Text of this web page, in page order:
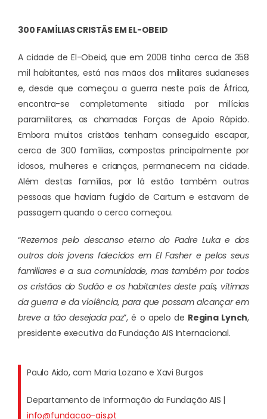
300 FAMÍLIAS CRISTÃS EM EL-OBEID
A cidade de El-Obeid, que em 2008 tinha cerca de 358
mil habitantes, está nas mãos dos militares sudaneses
e, desde que começou a guerra neste país de África,
encontra-se completamente sitiada por milícias
paramilitares, as chamadas Forças de Apoio Rápido.
Embora muitos cristãos tenham conseguido escapar,
cerca de 300 famílias, compostas principalmente por
idosos, mulheres e crianças, permanecem na cidade.
Além destas famílias, por lá estão também outras
pessoas que haviam fugido de Cartum e estavam de
passagem quando o cerco começou.
“Rezemos pelo descanso eterno do Padre Luka e dos
outros dois jovens falecidos em El Fasher e pelos seus
familiares e a sua comunidade, mas também por todos
os cristãos do Sudão e os habitantes deste país, vítimas
da guerra e da violência, para que possam alcançar em
breve a tão desejada paz”, é o apelo de Regina Lynch,
presidente executiva da Fundação AIS Internacional.
Paulo Aido, com Maria Lozano e Xavi Burgos
Departamento de Informação da Fundação AIS |
info@fundacao-ais.pt